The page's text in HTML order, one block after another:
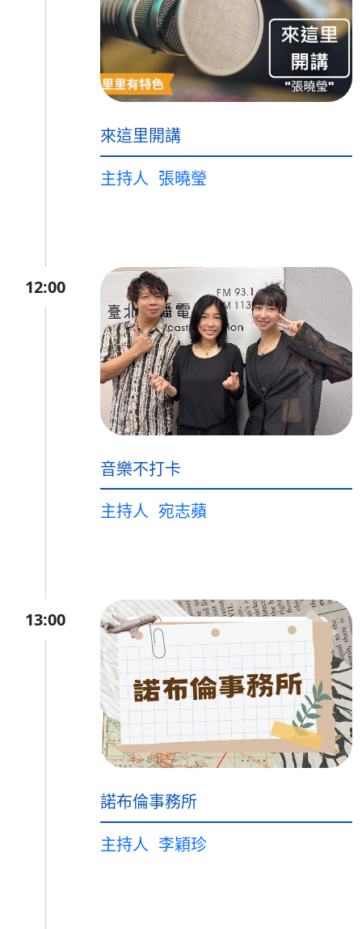
來這里開講
主持人 張曉瑩
12:00
音樂不打卡
主持人 宛志蘋
13:00
諾布倫事務所
主持人 李穎珍